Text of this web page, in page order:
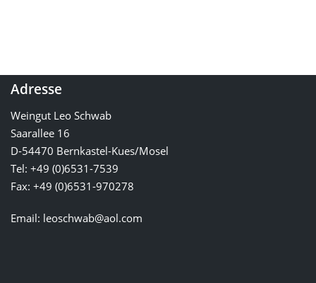
Adresse
Weingut Leo Schwab
Saarallee 16
D-54470 Bernkastel-Kues/Mosel
Tel: +49 (0)6531-7539
Fax: +49 (0)6531-970278
Email: leoschwab@aol.com